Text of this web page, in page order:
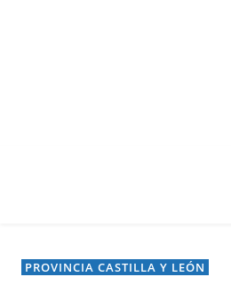
PROVINCIA CASTILLA Y LEÓN